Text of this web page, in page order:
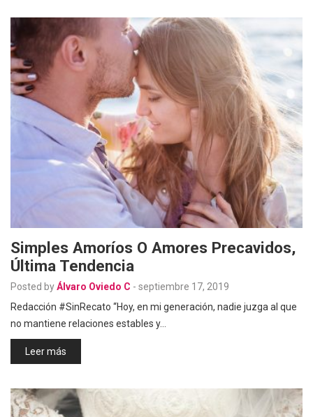
Simples Amoríos O Amores Precavidos,
Última Tendencia
Posted byÁlvaro Oviedo C - septiembre 17, 2019
Redacción #SinRecato “Hoy, en mi generación, nadie juzga al que
no mantiene relaciones estables y…
Leer más